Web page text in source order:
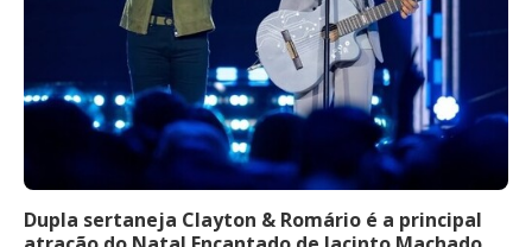
Dupla sertaneja Clayton & Romário é a principal